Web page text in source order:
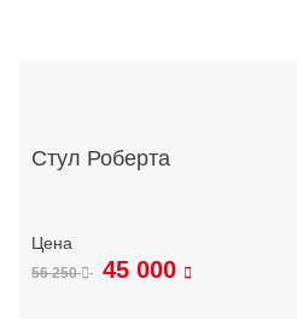
Стул Роберта
56 250 45 000